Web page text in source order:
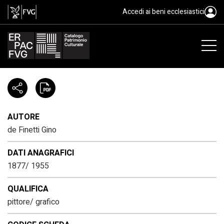
de Finetti Gino, 1877/ 1955
Accedi ai beni ecclesiastici
AUTORE
de Finetti Gino
DATI ANAGRAFICI
1877/ 1955
QUALIFICA
pittore/ grafico